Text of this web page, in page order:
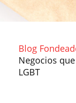
Blog
Negocios
LGBT